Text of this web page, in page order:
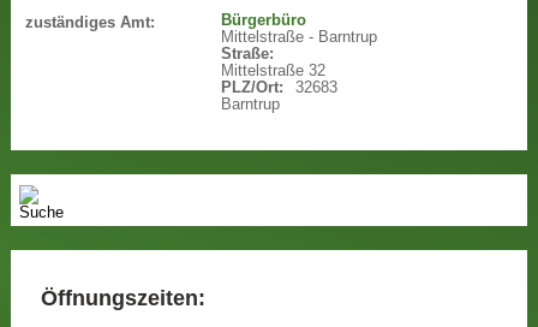
zuständiges Amt:
Bürgerbüro
Mittelstraße - Barntrup
Straße:
Mittelstraße 32
PLZ/Ort:
32683
Barntrup
Öffnungszeiten: